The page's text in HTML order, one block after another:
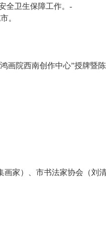
全卫生保障工作。-
。
画院西南创作中心”授牌暨
家）、市书法家协会（刘